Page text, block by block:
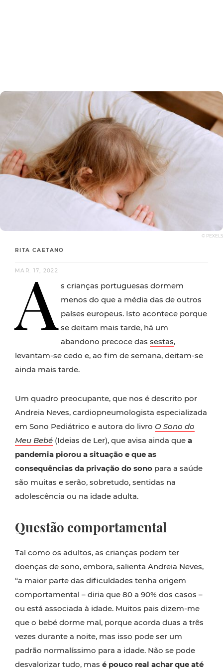
© PEXELS
RITA CAETANO
MAR. 17, 2022
A s crianças portuguesas dormem
menos do que a média das de outros
países europeus. Isto acontece porque
se deitam mais tarde, há um
abandono precoce das sestas,
levantam-se cedo e, ao fim de semana, deitam-se
ainda mais tarde.
Um quadro preocupante, que nos é descrito por
Andreia Neves, cardiopneumologista especializada
em Sono Pediátrico e autora do livro O Sono do
Meu Bebé (Ideias de Ler), que avisa ainda que a
pandemia piorou a situação e que as
consequências da privação do sono para a saúde
são muitas e serão, sobretudo, sentidas na
adolescência ou na idade adulta.
Questão comportamental
Tal como os adultos, as crianças podem ter
doenças de sono, embora, salienta Andreia Neves,
“a maior parte das dificuldades tenha origem
comportamental – diria que 80 a 90% dos casos –
ou está associada à idade. Muitos pais dizem-me
que o bebé dorme mal, porque acorda duas a três
vezes durante a noite, mas isso pode ser um
padrão normalíssimo para a idade. Não se pode
desvalorizar tudo, mas é pouco real achar que até